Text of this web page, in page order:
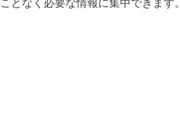
ことなく必要な情報に集中できます。